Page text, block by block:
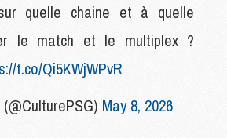
quelle chaine et à quelle
le match et le multiplex ?
t.co/Qi5KWjWPvR
May 8, 2026